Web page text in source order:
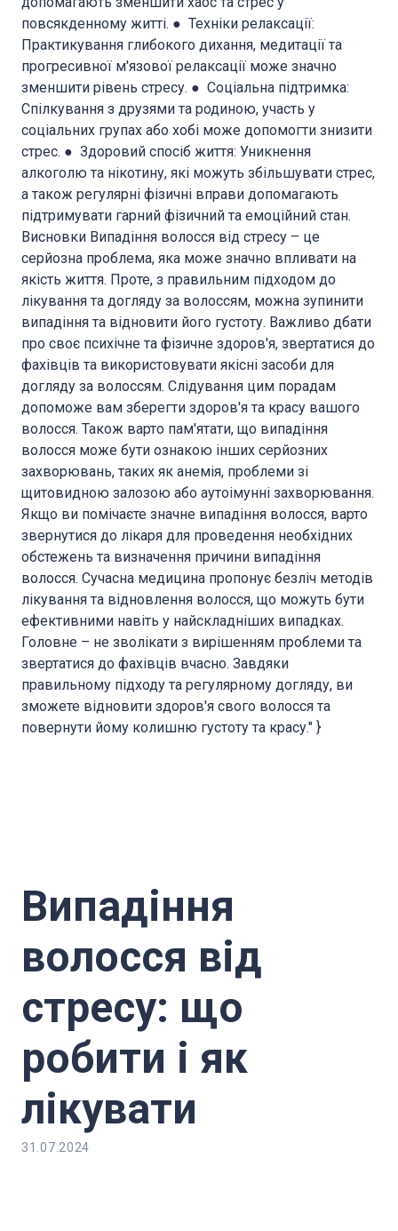
повсякденному житті. ● Техніки релаксації:
Практикування глибокого дихання, медитації та
прогресивної м'язової релаксації може значно
зменшити рівень стресу. ● Соціальна підтримка:
Спілкування з друзями та родиною, участь у
соціальних групах або хобі може допомогти знизити
стрес. ● Здоровий спосіб життя: Уникнення
алкоголю та нікотину, які можуть збільшувати стрес,
а також регулярні фізичні вправи допомагають
підтримувати гарний фізичний та емоційний стан.
Висновки Випадіння волосся від стресу – це
серйозна проблема, яка може значно впливати на
якість життя. Проте, з правильним підходом до
лікування та догляду за волоссям, можна зупинити
випадіння та відновити його густоту. Важливо дбати
про своє психічне та фізичне здоров'я, звертатися до
фахівців та використовувати якісні засоби для
догляду за волоссям. Слідування цим порадам
допоможе вам зберегти здоров'я та красу вашого
волосся. Також варто пам'ятати, що випадіння
волосся може бути ознакою інших серйозних
захворювань, таких як анемія, проблеми зі
щитовидною залозою або аутоімунні захворювання.
Якщо ви помічаєте значне випадіння волосся, варто
звернутися до лікаря для проведення необхідних
обстежень та визначення причини випадіння
волосся. Сучасна медицина пропонує безліч методів
лікування та відновлення волосся, що можуть бути
ефективними навіть у найскладніших випадках.
Головне – не зволікати з вирішенням проблеми та
звертатися до фахівців вчасно. Завдяки
правильному підходу та регулярному догляду, ви
зможете відновити здоров'я свого волосся та
повернути йому колишню густоту та красу." }
Випадіння
волосся від
стресу: що
робити і як
лікувати
31.07.2024